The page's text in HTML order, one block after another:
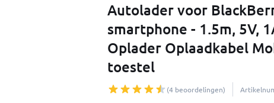
Autolader voor
smartphone - 1.5m, 5V,
Oplader Oplaadkabel
toestel
(4 beoordelingen)